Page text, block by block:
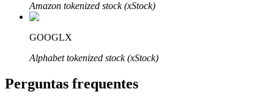
Indicação
Amazon tokenized stock (xStock)
GOOGLX
Alphabet tokenized stock (xStock)
Perguntas frequentes